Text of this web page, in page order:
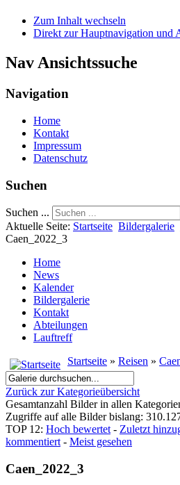
Zum Inhalt wechseln
Direkt zur Hauptnavigation und
Nav Ansichtssuche
Navigation
Home
Kontakt
Impressum
Datenschutz
Suchen
Suchen ...
Aktuelle Seite: Startseite Bildergalerie
Caen_2022_3
Home
News
Kalender
Bildergalerie
Kontakt
Abteilungen
Lauftreff
Startseite » Reisen »
Zurück zur Kategorieübersicht
Gesamtanzahl Bilder in allen
Zugriffe auf alle Bilder bislang:
TOP 12: Hoch bewertet- Zuletzt
kommentiert- Meist gesehen
Caen_2022_3